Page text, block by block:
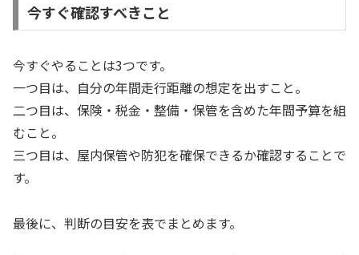
今すぐ確認すべきこと
今すぐやることは3つです。
一つ目は、自分の年間走行距離の想定を出すこと。
二つ目は、保険・税金・整備・保管を含めた年間予算を組
むこと。
三つ目は、屋内保管や防犯を確保できるか確認することで
す。
最後に、判断の目安を表でまとめます。